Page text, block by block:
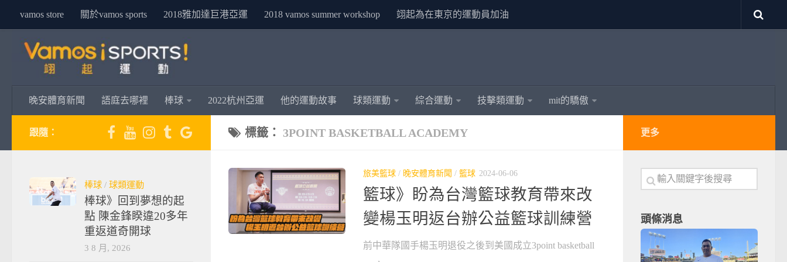
vamos store 關於vamos sports 2018雅加達巨港亞運 2018 vamos summer workshop 翊起為在東京的運動員加油
晚安體育新聞 語庭去哪裡 棒球 2022杭州亞運 他的運動故事 球類運動 綜合運動 技擊類運動 mit的驕傲
標籤： 3POINT BASKETBALL ACADEMY
旅美籃球 / 晚安體育新聞 / 籃球 2024-06-06
籃球》盼為台灣籃球教育帶來改
變楊玉明返台辦公益籃球訓練營
前中華隊國手楊玉明退役之後到美國成立3point basketball
跟隨：
棒球 / 球類運動
棒球》回到夢想的起
點 陳金鋒睽違20多年
重返道奇開球
3 8 月, 2026
更多
頭條消息